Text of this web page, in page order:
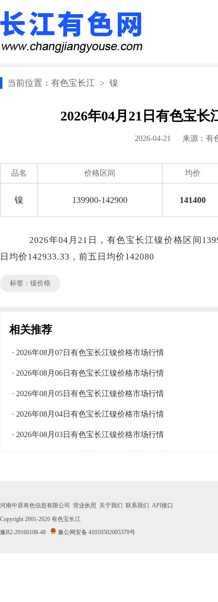
当前位置： 有色宝长江 > 镍
2026年04月21日有色宝
2026-04-21 来源： 有
品名 价格区间 均价
镍 139900-142900 141400
2026年04月21日，有色宝长江镍价格区间
日均价142933.33，前五日均价142080
标签：镍价格
相关推荐
· 2026年08月07日有色宝长江镍价格市场行情
· 2026年08月06日有色宝长江镍价格市场行情
· 2026年08月05日有色宝长江镍价格市场行情
· 2026年08月04日有色宝长江镍价格市场行情
· 2026年08月03日有色宝长江镍价格市场行情
· 2026年07月28日有色宝长江镍价格市场行情
· 2026年07月27日有色宝长江镍价格市场行情
河南中原有色信息有限公司 营业执照 关于我们 联系我们 API接口
Copyright 2001-2026 有色宝长江
豫B2-20160108-48
豫公网安备 41010502005379号